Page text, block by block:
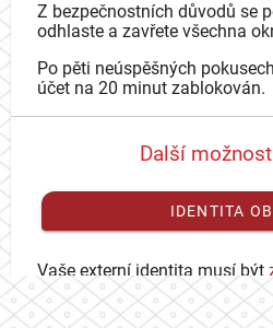
Z bezpečnostních důvodů se
odhlaste a zavřete všechna
Po pěti neúspěšných
účet na 20 minut zablokován.
Další
IDENTITA
Vaše externí identita musí být
se mohli přihlásit ke svému